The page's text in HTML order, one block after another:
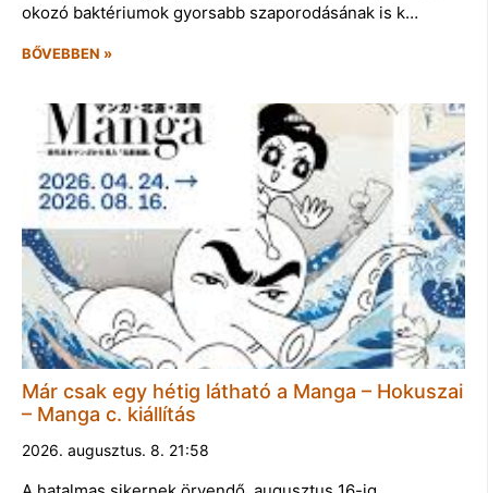
okozó baktériumok gyorsabb szaporodásának is k…
BŐVEBBEN »
Már csak egy hétig látható a Manga – Hokuszai
– Manga c. kiállítás
2026. augusztus. 8. 21:58